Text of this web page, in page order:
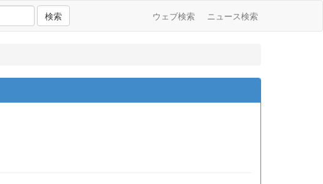
検索 ウェブ検索 ニュース検索